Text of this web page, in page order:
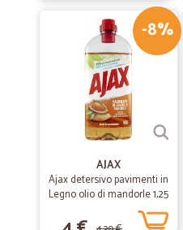
-8%
AJAX
Ajax detersivo pavimenti in
Legno olio di mandorle 1,25